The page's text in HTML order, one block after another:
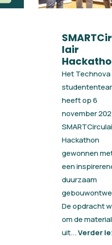
lair
Het Technova
heeft op 6
november
Hackathon
gewonnen
een
duurzaam
De opdracht
om de
uit...Verder